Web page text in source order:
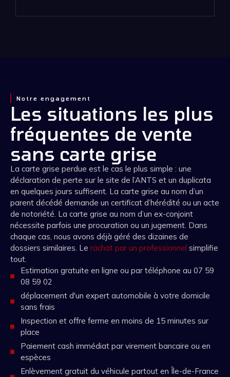
Notre engagement
Les situations les plus
fréquentes de vente
sans carte grise
La carte grise perdue est le cas le plus simple : une
déclaration de perte sur le site de l’ANTS et un duplicata
en quelques jours suffisent. La carte grise au nom d’un
parent décédé demande un certificat d’hérédité ou un acte
de notoriété. La carte grise au nom d’un ex-conjoint
nécessite parfois une procuration ou un jugement. Dans
chaque cas, nous avons déjà géré des dizaines de
dossiers similaires. Le rachat par un professionnel simplifie
tout.
Estimation gratuite en ligne ou par téléphone au 07 59
08 59 02
déplacement d'un expert automobile à votre domicile
sans frais
Inspection et offre ferme en moins de 15 minutes sur
place
Paiement cash immédiat par virement bancaire ou en
espèces
Enlèvement gratuit du véhicule partout en Île-de-France